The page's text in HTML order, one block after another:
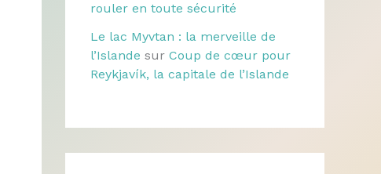
rouler en toute sécurité
Le lac Myvtan : la merveille de
l’Islande sur Coup de cœur pour
Reykjavík, la capitale de l’Islande